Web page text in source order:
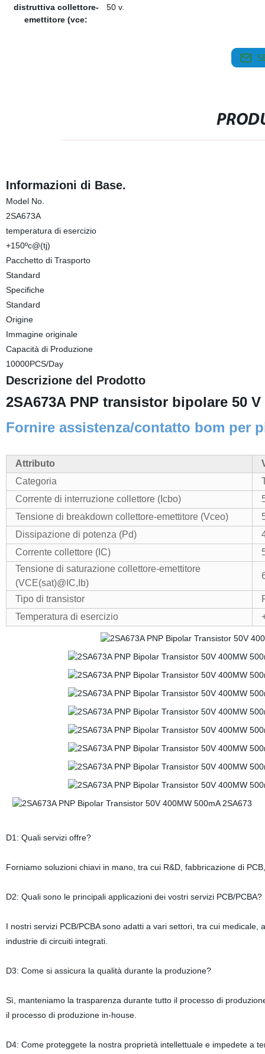
distruttiva collettore-
emettitore (vce:
50 v.
Informazioni di Base.
Model No.
2SA673A
temperatura di esercizio
+150ºc@(tj)
Pacchetto di Trasporto
Standard
Specifiche
Standard
Origine
Immagine originale
Capacità di Produzione
10000PCS/Day
Descrizione del Prodotto
2SA673A PNP transistor bipolare 50 V
Fornire assistenza/contatto bom per
Attributo
Categoria
Corrente di interruzione collettore (Icbo)
Tensione di breakdown collettore-emettitore (Vceo)
Dissipazione di potenza (Pd)
Corrente collettore (IC)
Tensione di saturazione collettore-emettitore
(VCE(sat)@IC,Ib)
Tipo di transistor
Temperatura di esercizio
D1: Quali servizi offre?
Forniamo soluzioni chiavi in mano, tra cui R&D, fabbricazione di
D2: Quali sono le principali applicazioni dei vostri servizi PCB/PCBA?
I nostri servizi PCB/PCBA sono adatti a vari settori, tra cui
industrie di circuiti integrati.
D3: Come si assicura la qualità durante la produzione?
Sì, manteniamo la trasparenza durante tutto il processo di
il processo di produzione in-house.
D4: Come proteggete la nostra proprietà intellettuale e impedete a